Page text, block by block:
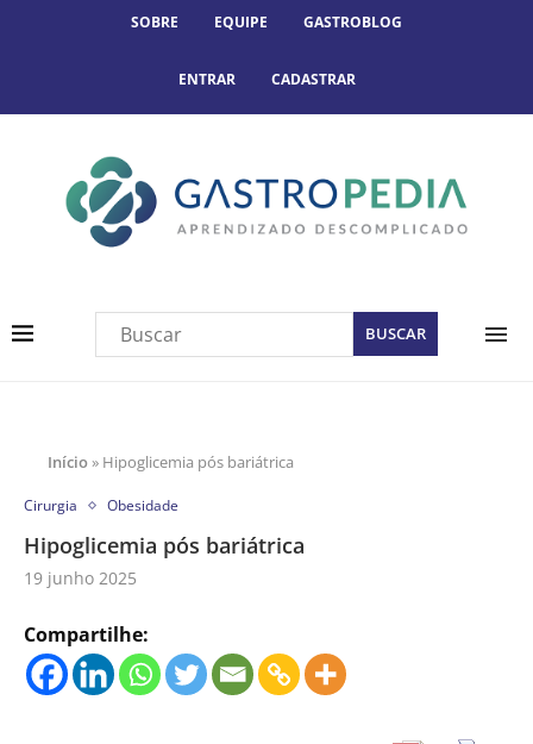
SOBRE EQUIPE GASTROBLOG
ENTRAR CADASTRAR
Início» Hipoglicemia pós bariátrica
Cirurgia Obesidade
Hipoglicemia pós bariátrica
19 junho 2025
Compartilhe: